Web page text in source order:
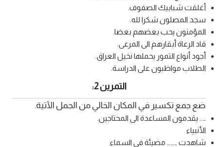
أغلقت شبابيك الصفوف.
سجد المصلون شكرا لله.
المؤمنون يحب بعضهم بعضا.
قاد الرعاة أبقارهم الى المرعى.
أجود أنواع التمور يحملها نخيل العراق.
الطلاب مواظبون على الدراسة.
التمرين 2:
ضع جمع تكسير في المكان الخالي من الجمل الآتية.
….. يقدمون المساعدة الى المحتاجين.
الأنبياء
شاهدت ……… مضيئة في السماء.